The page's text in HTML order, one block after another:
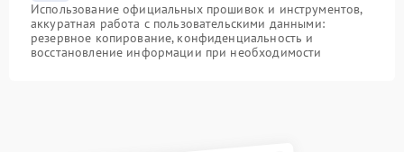
Использование официальных прошивок и инструментов,
аккуратная работа с пользовательскими данными:
резервное копирование, конфиденциальность и
восстановление информации при необходимости